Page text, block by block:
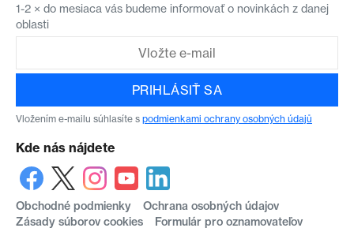
1-2 × do mesiaca vás budeme informovať o novinkách z danej
oblasti
PRIHLÁSIŤ SA
Vložením e-mailu súhlasíte s podmienkami ochrany osobných údajů
Kde nás nájdete
Obchodné podmienky
Ochrana osobných údajov
Zásady súborov cookies
Formulár pro oznamovateľov